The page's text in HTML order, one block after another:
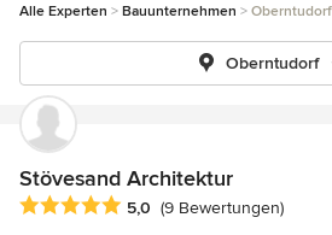
Alle Experten Bauunternehmen Oberntudorf
Oberntudorf
Stövesand Architektur
Durchschnittliche Bewertung: 5 von 5
5,0 (9 Bewertungen)